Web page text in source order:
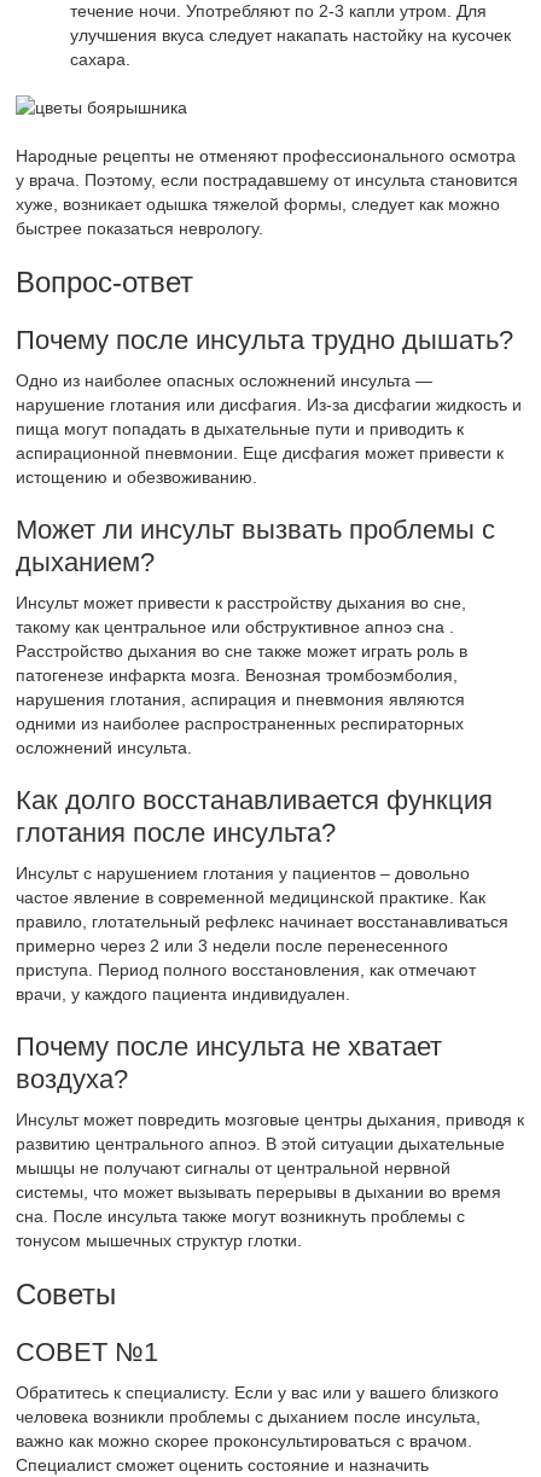
течение ночи. Употребляют по 2-3 капли утром. Для
улучшения вкуса следует накапать настойку на кусочек
сахара.
Народные рецепты не отменяют профессионального осмотра
у врача. Поэтому, если пострадавшему от инсульта становится
хуже, возникает одышка тяжелой формы, следует как можно
быстрее показаться неврологу.
Вопрос-ответ
Почему после инсульта трудно дышать?
Одно из наиболее опасных осложнений инсульта —
нарушение глотания или дисфагия. Из-за дисфагии жидкость и
пища могут попадать в дыхательные пути и приводить к
аспирационной пневмонии. Еще дисфагия может привести к
истощению и обезвоживанию.
Может ли инсульт вызвать проблемы с
дыханием?
Инсульт может привести к расстройству дыхания во сне,
такому как центральное или обструктивное апноэ сна .
Расстройство дыхания во сне также может играть роль в
патогенезе инфаркта мозга. Венозная тромбоэмболия,
нарушения глотания, аспирация и пневмония являются
одними из наиболее распространенных респираторных
осложнений инсульта.
Как долго восстанавливается функция
глотания после инсульта?
Инсульт с нарушением глотания у пациентов – довольно
частое явление в современной медицинской практике. Как
правило, глотательный рефлекс начинает восстанавливаться
примерно через 2 или 3 недели после перенесенного
приступа. Период полного восстановления, как отмечают
врачи, у каждого пациента индивидуален.
Почему после инсульта не хватает
воздуха?
Инсульт может повредить мозговые центры дыхания, приводя к
развитию центрального апноэ. В этой ситуации дыхательные
мышцы не получают сигналы от центральной нервной
системы, что может вызывать перерывы в дыхании во время
сна. После инсульта также могут возникнуть проблемы с
тонусом мышечных структур глотки.
Советы
СОВЕТ №1
Обратитесь к специалисту. Если у вас или у вашего близкого
человека возникли проблемы с дыханием после инсульта,
важно как можно скорее проконсультироваться с врачом.
Специалист сможет оценить состояние и назначить